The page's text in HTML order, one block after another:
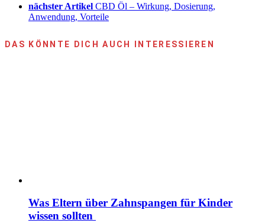
nächster Artikel CBD Öl – Wirkung, Dosierung,
Anwendung, Vorteile
DAS KÖNNTE DICH AUCH INTERESSIEREN
Was Eltern über Zahnspangen für Kinder
wissen sollten